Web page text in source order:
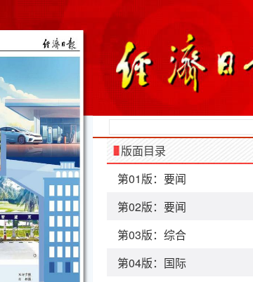
版面目录
第01版：要闻
第02版：要闻
第03版：综合
第04版：国际